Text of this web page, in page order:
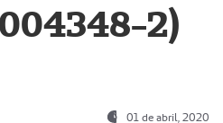
2)
01 de abril, 2020